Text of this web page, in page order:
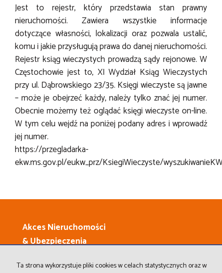
Jest to rejestr, który przedstawia stan prawny
nieruchomości. Zawiera wszystkie informacje
dotyczące własności, lokalizacji oraz pozwala ustalić,
komu i jakie przysługują prawa do danej nieruchomości.
Rejestr ksiąg wieczystych prowadzą sądy rejonowe. W
Częstochowie jest to, XI Wydział Ksiąg Wieczystych
przy ul. Dąbrowskiego 23/35. Księgi wieczyste są jawne
– może je obejrzeć każdy, należy tylko znać jej numer.
Obecnie możemy też oglądać księgi wieczyste on-line.
W tym celu wejdź na poniżej podany adres i wprowadź
jej numer.
https://przegladarka-
ekw.ms.gov.pl/eukw_prz/KsiegiWieczyste/
Akces Nieruchomości
& Ubezpieczenia
Al. Wojska Polskiego 118
Ta strona wykorzystuje pliki cookies w celach statystycznych oraz w